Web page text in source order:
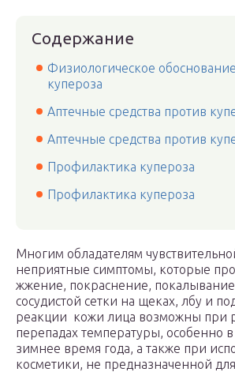
Содержание
Физиологическое
купероза
Аптечные средства против
Аптечные средства против
Профилактика купероза
Профилактика купероза
Многим обладателям
неприятные симптомы, которые
жжение, покраснение,
сосудистой сетки на щеках, лбу и
реакции кожи лица возможны при
перепадах температуры, особенно
зимнее время года, а также при
косметики, не предназначенной для